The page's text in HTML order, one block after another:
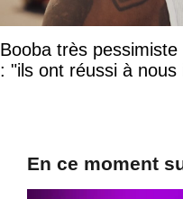
Booba très
: "ils ont réussi à nous
En ce moment